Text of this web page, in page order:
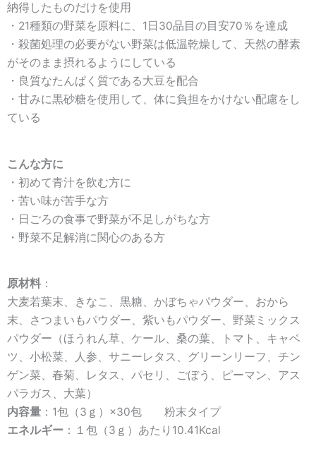
納得したものだけを使用
・21種類の野菜を原料に、1日30品目の目安70％を達成
・殺菌処理の必要がない野菜は低温乾燥して、天然の酵素
がそのまま摂れるようにしている
・良質なたんぱく質である大豆を配合
・甘みに黒砂糖を使用して、体に負担をかけない配慮をし
ている
こんな方に
・初めて青汁を飲む方に
・苦い味が苦手な方
・日ごろの食事で野菜が不足しがちな方
・野菜不足解消に関心のある方
原材料 ：
大麦若葉末、きなこ、黒糖、かぼちゃパウダー、おから
末、さつまいもパウダー、紫いもパウダー、野菜ミックス
パウダー（ほうれん草、ケール、桑の葉、トマト、キャベ
ツ、小松菜、人参、サニーレタス、グリーンリーフ、チン
ゲン菜、春菊、レタス、パセリ、ごぼう、ピーマン、アス
パラガス、大葉）
内容量 ：1包（3ｇ）×30包 粉末タイプ
エネルギー ：１包（3ｇ）あたり10.41Kcal